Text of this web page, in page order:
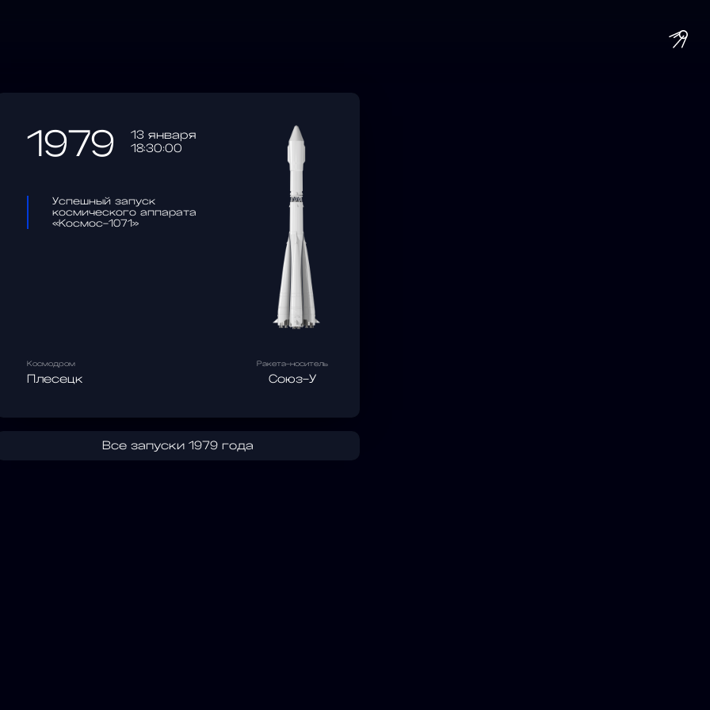
1979
13 января
18:30:00
Успешный запуск
космического аппарата
«Космос-1071»
Космодром
Плесецк
Ракета-носитель
Союз-У
Все запуски 1979 года